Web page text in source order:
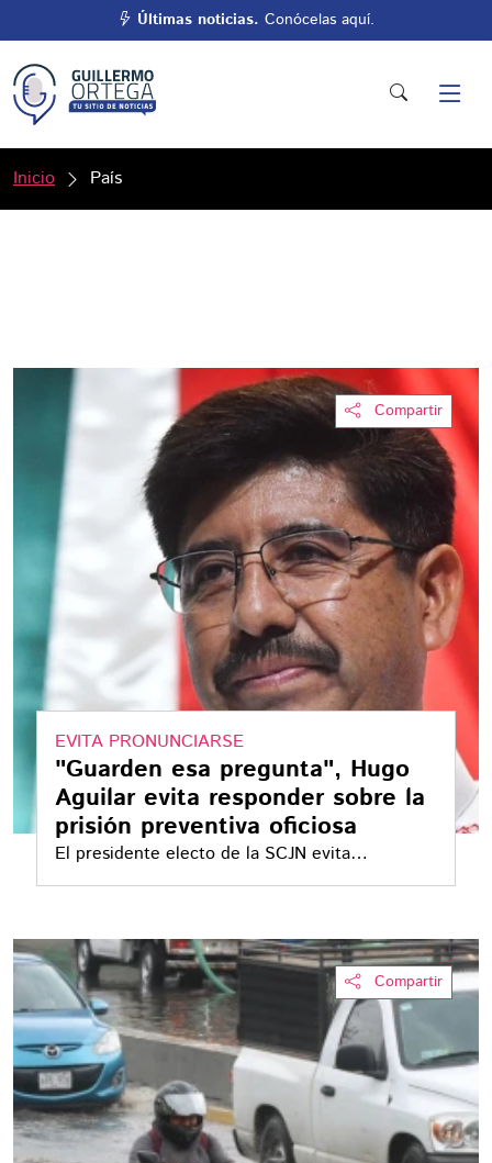
Últimas noticias. Conócelas aquí.
Inicio País
Compartir
EVITA PRONUNCIARSE
"Guarden esa pregunta", Hugo
Aguilar evita responder sobre la
prisión preventiva oficiosa
El presidente electo de la SCJN evita
pronunciarse sobre prisión preventiva, pero
analizarse según el “contexto” social
Compartir